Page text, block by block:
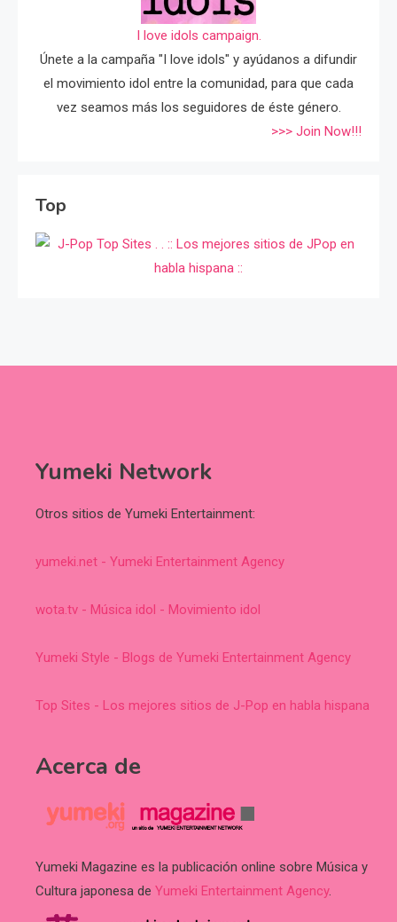
I love idols campaign.
Únete a la campaña "I love idols" y ayúdanos a difundir
el movimiento idol entre la comunidad, para que cada
vez seamos más los seguidores de éste género.
>>> Join Now!!!
Top
Yumeki Network
Otros sitios de Yumeki Entertainment:
yumeki.net - Yumeki Entertainment Agency
wota.tv - Música idol - Movimiento idol
Yumeki Style - Blogs de Yumeki Entertainment Agency
Top Sites - Los mejores sitios de J-Pop en habla hispana
Acerca de
Yumeki Magazine es la publicación online sobre Música y
Cultura japonesa de Yumeki Entertainment Agency.